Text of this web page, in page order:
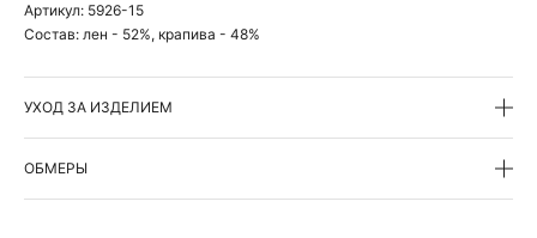
Артикул: 5926-15
Состав: лен - 52%, крапива - 48%
УХОД ЗА ИЗДЕЛИЕМ
ОБМЕРЫ